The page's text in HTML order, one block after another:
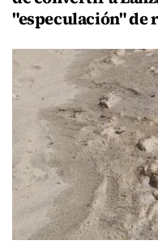
"especulación" de